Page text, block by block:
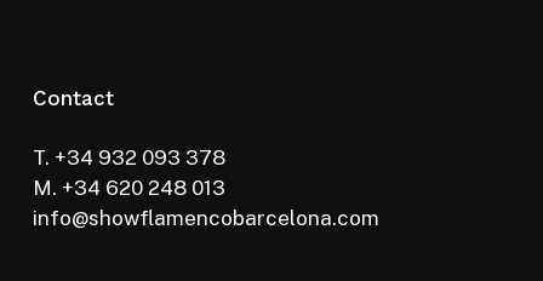
Contact
T. +34 932 093 378
M. +34 620 248 013
info@showflamencobarcelona.com